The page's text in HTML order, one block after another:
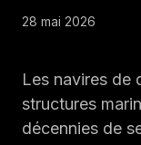
28 mai 2026
Les navires de
structures
décennies de